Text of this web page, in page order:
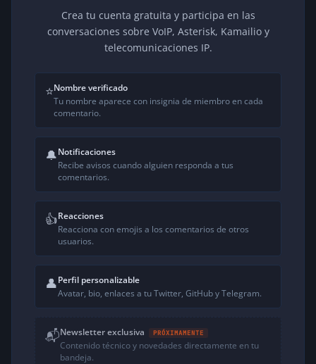
Crea tu cuenta gratuita y participa en las
conversaciones sobre VoIP, Asterisk, Kamailio y
telecomunicaciones IP.
⭐Nombre verificado
Tu nombre aparece con insignia de miembro en cada
comentario.
🔔Notificaciones
Recibe avisos cuando alguien responda a tus
comentarios.
👍Reacciones
Reacciona con emojis a los comentarios de otros
usuarios.
👤Perfil personalizable
Avatar, bio, enlaces a tu Twitter, GitHub y Telegram.
📬Newsletter exclusiva PRÓXIMAMENTE
Contenido técnico y novedades directamente en tu
bandeja.